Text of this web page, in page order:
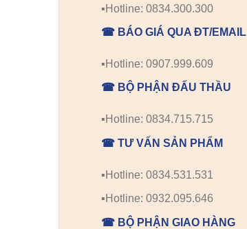
▪️Hotline: 0834.300.300
☎ BÁO GIÁ QUA ĐT/EMAIL
▪️Hotline: 0907.999.609
☎ BỘ PHẬN ĐẤU THẦU
▪️Hotline: 0834.715.715
☎ TƯ VẤN SẢN PHẨM
▪️Hotline: 0834.531.531
▪️Hotline: 0932.095.646
☎ BỘ PHẬN GIAO HÀNG